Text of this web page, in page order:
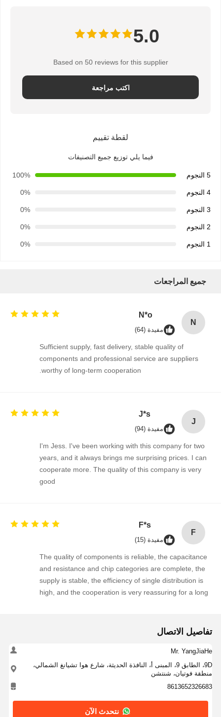
منزل المنتجات حول بنا
جولة في
المعمل
ضبط الجودة اتصل بنا
الدائرة المتكاملة IC
مكثف سيراميكي متعدد الطبقات
ملف حث عالي التردد
الترانزستور المقاوم التحيز
ثنائي أكسيد الكربون
5.0
Based on 50 reviews for this supplier
اكتب مراجعة
لقطة تقييم
فيما يلي توزيع جميع التصنيفات
5 النجوم 100%
4 النجوم 0%
3 النجوم 0%
2 النجوم 0%
1 النجوم 0%
جميع المراجعات
N
N*o
مفيدة (64)
Sufficient supply, fast delivery, stable quality of
components and professional service are suppliers
worthy of long-term cooperation.
J
J*s
مفيدة (94)
I'm Jess. I've been working with this company for two
years, and it always brings me surprising prices. I can
cooperate more. The quality of this company is very
good
F
F*s
مفيدة (15)
The quality of components is reliable, the capacitance
and resistance and chip categories are complete, the
supply is stable, the efficiency of single distribution is
high, and the cooperation is very reassuring for a long
تفاصيل الاتصال
Mr. YangJiaHe
9D، الطابق 9، المبنى أ، النافذة الحديثة، شارع هوا تشيانغ الشمالي،
منطقة فوتيان، شنتشن
8613652326683
نتحدث الآن